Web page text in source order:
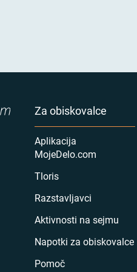
Za obiskovalce
Aplikacija
MojeDelo.com
Tloris
Razstavljavci
Aktivnosti na sejmu
Napotki za obiskovalce
Pomoč